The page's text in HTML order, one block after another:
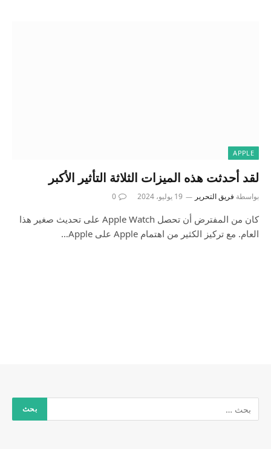
APPLE
لقد أحدثت هذه الميزات الثلاثة التأثير الأكبر
بواسطة فريق التحرير 19 يوليو، 2024 0
كان من المفترض أن تحصل Apple Watch على تحديث صغير هذا
العام. مع تركيز الكثير من اهتمام Apple على Apple…